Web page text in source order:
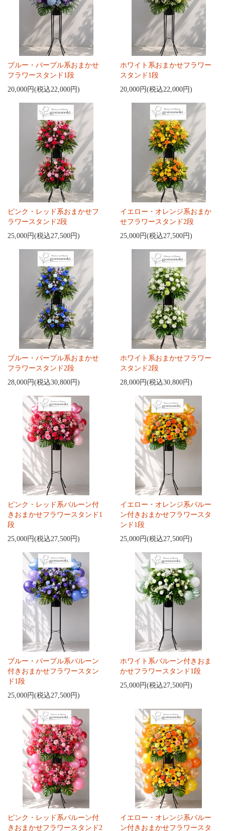
ブルー・パープル系おまかせ
フラワースタンド1段
20,000円(税込22,000円)
ホワイト系おまかせフラワー
スタンド1段
20,000円(税込22,000円)
ピンク・レッド系おまかせフ
ラワースタンド2段
25,000円(税込27,500円)
イエロー・オレンジ系おまか
せフラワースタンド2段
25,000円(税込27,500円)
ブルー・パープル系おまかせ
フラワースタンド2段
28,000円(税込30,800円)
ホワイト系おまかせフラワー
スタンド2段
28,000円(税込30,800円)
ピンク・レッド系バルーン付
きおまかせフラワースタンド1
段
25,000円(税込27,500円)
イエロー・オレンジ系バルー
ン付きおまかせフラワースタ
ンド1段
25,000円(税込27,500円)
ブルー・パープル系バルーン
付きおまかせフラワースタン
ド1段
25,000円(税込27,500円)
ホワイト系バルーン付きおま
かせフラワースタンド1段
25,000円(税込27,500円)
ピンク・レッド系バルーン付
きおまかせフラワースタンド2
イエロー・オレンジ系バルー
ン付きおまかせフラワースタ